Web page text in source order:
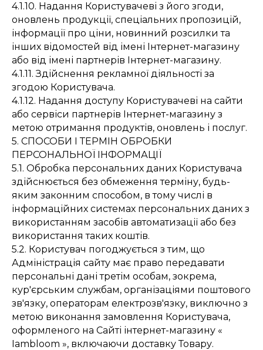
4.1.10. Надання Користувачеві з його згоди,
оновлень продукції, спеціальних пропозицій,
інформації про ціни, новинний розсилки та
інших відомостей від імені Інтернет-магазину
або від імені партнерів Інтернет-магазину.
4.1.11. Здійснення рекламної діяльності за
згодою Користувача.
4.1.12. Надання доступу Користувачеві на сайти
або сервіси партнерів Інтернет-магазину з
метою отримання продуктів, оновлень і послуг.
5. СПОСОБИ І ТЕРМІН ОБРОБКИ
ПЕРСОНАЛЬНОЇ ІНФОРМАЦІЇ
5.1. Обробка персональних даних Користувача
здійснюється без обмеження терміну, будь-
яким законним способом, в тому числі в
інформаційних системах персональних даних з
використанням засобів автоматизації або без
використання таких коштів.
5.2. Користувач погоджується з тим, що
Адміністрація сайту має право передавати
персональні дані третім особам, зокрема,
кур'єрським службам, організаціями поштового
зв'язку, операторам електрозв'язку, виключно з
метою виконання замовлення Користувача,
оформленого на Сайті інтернет-магазину «
Iambloom », включаючи доставку Товару.